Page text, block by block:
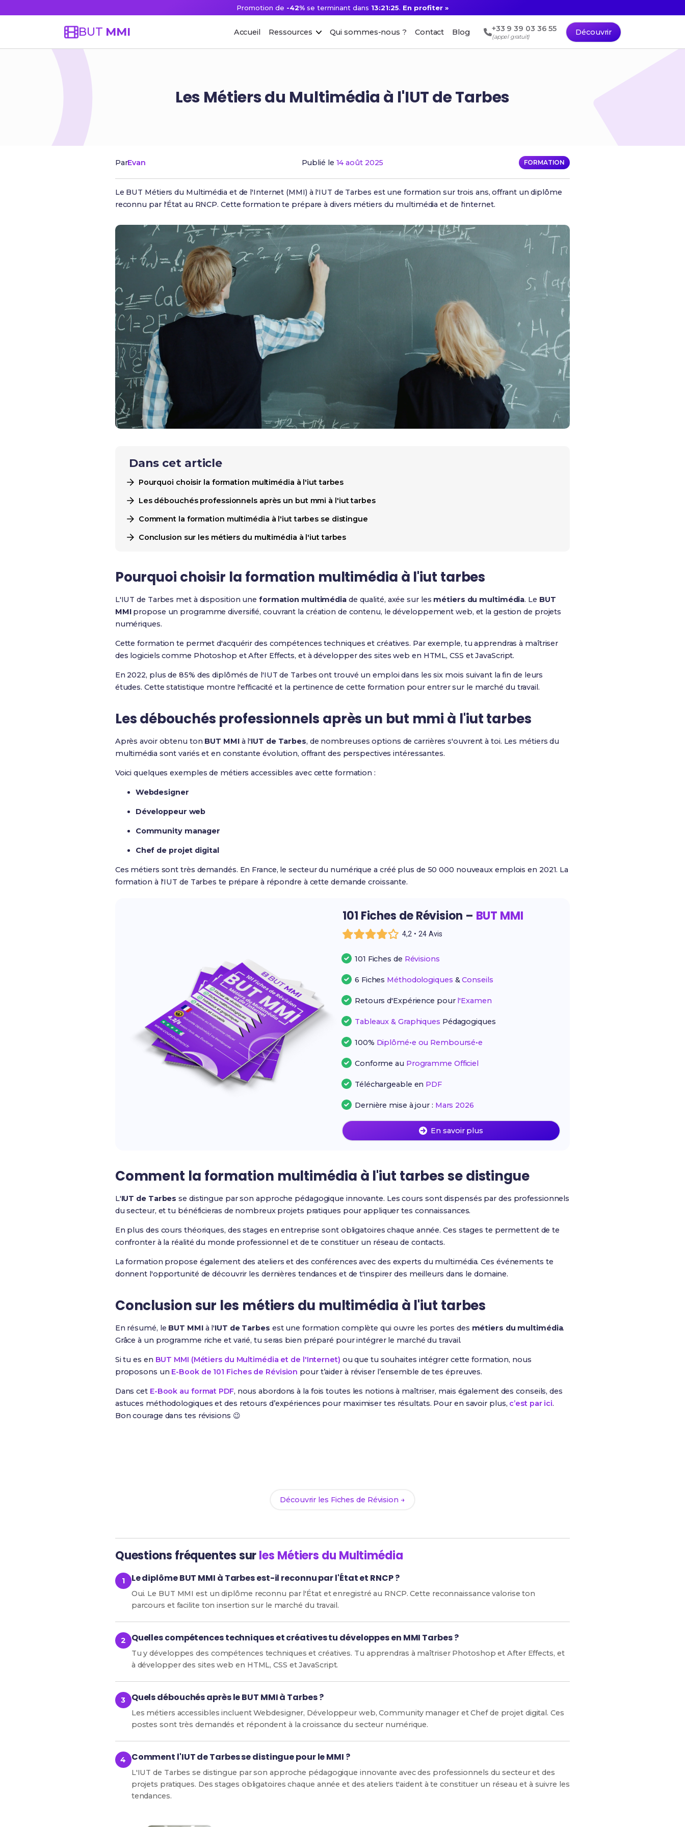
Promotion de -42%se terminant dans 13:21:24. En profiter »
BUT MMI Accueil Ressources Qui sommes-nous ? Contact Blog +33 9 39 03 36 55
(appel gratuit)
Découvrir
Les Métiers du Multimédia à l'IUT de Tarbes
ParEvan Publié le 14 août 2025 FORMATION
Le BUT Métiers du Multimédia et de l'Internet (MMI) à l'IUT de Tarbes est une formation sur trois ans, offrant un diplôme
reconnu par l'État au RNCP. Cette formation te prépare à divers métiers du multimédia et de l'internet.
Dans cet article
Pourquoi choisir la formation multimédia à l'iut tarbes
Les débouchés professionnels après un but mmi à l'iut tarbes
Comment la formation multimédia à l'iut tarbes se distingue
Conclusion sur les métiers du multimédia à l'iut tarbes
Pourquoi choisir la formation multimédia à l'iut tarbes
L'IUT de Tarbes met à disposition une formation multimédiade qualité, axée sur les métiers du multimédia. Le BUT
MMIpropose un programme diversifié, couvrant la création de contenu, le développement web, et la gestion de projets
numériques.
Cette formation te permet d'acquérir des compétences techniques et créatives. Par exemple, tu apprendras à maîtriser
des logiciels comme Photoshop et After Effects, et à développer des sites web en HTML, CSS et JavaScript.
En 2022, plus de 85% des diplômés de l'IUT de Tarbes ont trouvé un emploi dans les six mois suivant la fin de leurs
études. Cette statistique montre l'efficacité et la pertinence de cette formation pour entrer sur le marché du travail.
Les débouchés professionnels après un but mmi à l'iut tarbes
Après avoir obtenu ton BUT MMIà l'IUT de Tarbes, de nombreuses options de carrières s'ouvrent à toi. Les métiers du
multimédia sont variés et en constante évolution, offrant des perspectives intéressantes.
Voici quelques exemples de métiers accessibles avec cette formation :
Webdesigner
Développeur web
Community manager
Chef de projet digital
Ces métiers sont très demandés. En France, le secteur du numérique a créé plus de 50 000 nouveaux emplois en 2021. La
formation à l'IUT de Tarbes te prépare à répondre à cette demande croissante.
101 Fiches de Révision – BUT MMI
4,2 • 24 Avis
101 Fiches de Révisions
6 Fiches Méthodologiques &Conseils
Retours d'Expérience pour l'Examen
Tableaux & Graphiques Pédagogiques
100% Diplômé•e ou Remboursé•e
Conforme au Programme Officiel
Téléchargeable en PDF
Dernière mise à jour : Mars 2026
En savoir plus
Comment la formation multimédia à l'iut tarbes se distingue
L'IUT de Tarbes se distingue par son approche pédagogique innovante. Les cours sont dispensés par des professionnels
du secteur, et tu bénéficieras de nombreux projets pratiques pour appliquer tes connaissances.
En plus des cours théoriques, des stages en entreprise sont obligatoires chaque année. Ces stages te permettent de te
confronter à la réalité du monde professionnel et de te constituer un réseau de contacts.
La formation propose également des ateliers et des conférences avec des experts du multimédia. Ces événements te
donnent l'opportunité de découvrir les dernières tendances et de t'inspirer des meilleurs dans le domaine.
Conclusion sur les métiers du multimédia à l'iut tarbes
En résumé, le BUT MMIà l'IUT de Tarbes est une formation complète qui ouvre les portes des métiers du multimédia.
Grâce à un programme riche et varié, tu seras bien préparé pour intégrer le marché du travail.
Si tu es en BUT MMI (Métiers du Multimédia et de l'Internet) ou que tu souhaites intégrer cette formation, nous
proposons un E-Book de 101 Fiches de Révision pour t’aider à réviser l’ensemble de tes épreuves.
Dans cet E-Book au format PDF, nous abordons à la fois toutes les notions à maîtriser, mais également des conseils, des
astuces méthodologiques et des retours d’expériences pour maximiser tes résultats. Pour en savoir plus, c’est par ici.
Bon courage dans tes révisions 😉
Découvrir les Fiches de Révision →
Questions fréquentes surles Métiers du Multimédia
Le diplôme BUT MMI à Tarbes est-il reconnu par l'État et RNCP ?
Oui. Le BUT MMI est un diplôme reconnu par l'État et enregistré au RNCP. Cette reconnaissance valorise ton
parcours et facilite ton insertion sur le marché du travail.
Quelles compétences techniques et créatives tu développes en MMI Tarbes ?
Tu y développes des compétences techniques et créatives. Tu apprendras à maîtriser Photoshop et After Effects, et
à développer des sites web en HTML, CSS et JavaScript.
Quels débouchés après le BUT MMI à Tarbes ?
Les métiers accessibles incluent Webdesigner, Développeur web, Community manager et Chef de projet digital. Ces
postes sont très demandés et répondent à la croissance du secteur numérique.
Comment l'IUT de Tarbes se distingue pour le MMI ?
L'IUT de Tarbes se distingue par son approche pédagogique innovante avec des professionnels du secteur et des
projets pratiques. Des stages obligatoires chaque année et des ateliers t'aident à te constituer un réseau et à suivre les
tendances.